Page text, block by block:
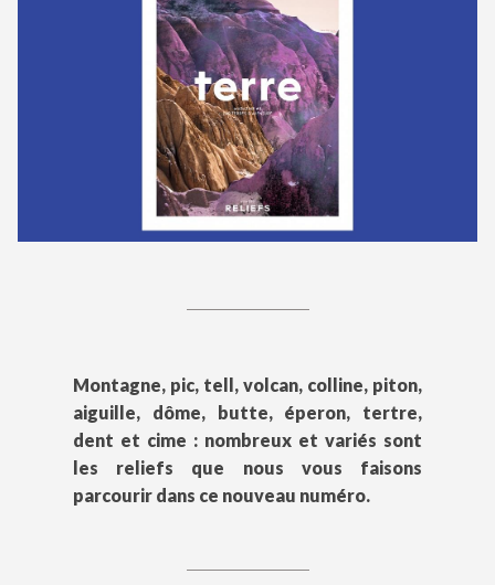
Montagne, pic, tell, volcan, colline, piton,
aiguille, dôme, butte, éperon, tertre,
dent et cime : nombreux et variés sont
les reliefs que nous vous faisons
parcourir dans ce nouveau numéro.